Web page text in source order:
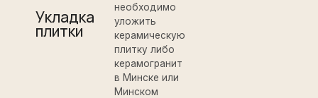
Укладка
плитки
необходимо
уложить
керамическую
плитку либо
керамогранит
в Минске или
Минском